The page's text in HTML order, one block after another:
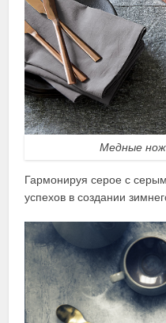
Медные
Гармонируя серое с
успехов в создании